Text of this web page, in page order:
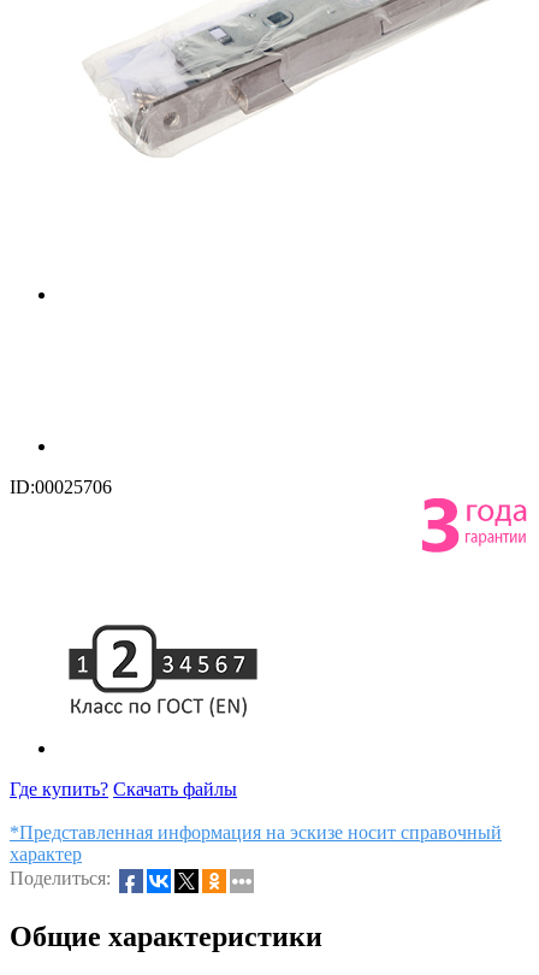
ID:00025706
Где купить? Скачать файлы
*Представленная информация на эскизе носит справочный
характер
Поделиться:
Общие характеристики